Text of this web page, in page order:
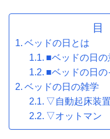
目
ベッドの日とは
■ベッドの日
■ベッドの日の
ベッドの日の雑学
▽自動起床装
▽オットマン